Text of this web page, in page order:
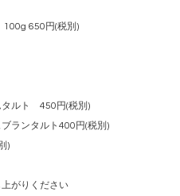
650円(税別)
タルト 450円(税別)
ランタルト400円(税別)
)
がりください